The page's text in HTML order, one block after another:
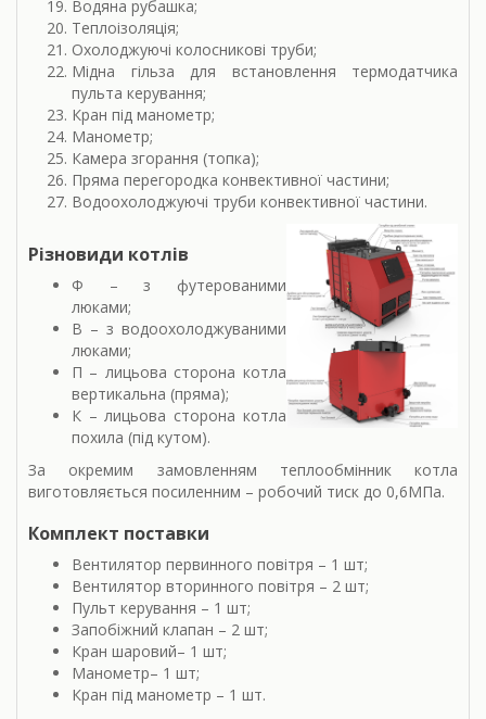
Водяна рубашка;
Теплоізоляція;
Охолоджуючі колосникові труби;
Мідна гільза для встановлення термодатчика
пульта керування;
Кран під манометр;
Манометр;
Камера згорання (топка);
Пряма перегородка конвективної частини;
Водоохолоджуючі труби конвективної частини.
Різновиди котлів
Ф – з футерованими
люками;
В – з водоохолоджуваними
люками;
П – лицьова сторона котла
вертикальна (пряма);
К – лицьова сторона котла
похила (під кутом).
За окремим замовленням теплообмінник котла
виготовляється посиленним – робочий тиск до 0,6МПа.
Комплект поставки
Вентилятор первинного повітря – 1 шт;
Вентилятор вторинного повітря – 2 шт;
Пульт керування – 1 шт;
Запобіжний клапан – 2 шт;
Кран шаровий– 1 шт;
Манометр– 1 шт;
Кран під манометр – 1 шт.